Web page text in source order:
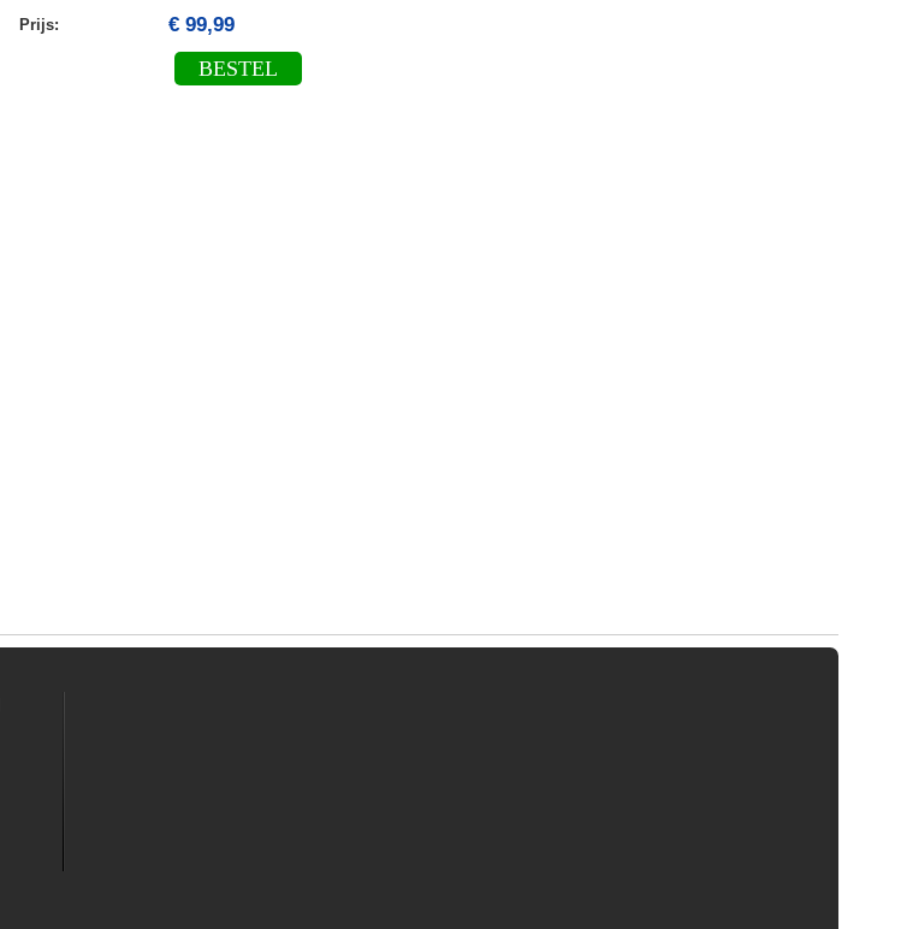
Prijs: € 99,99
BESTEL